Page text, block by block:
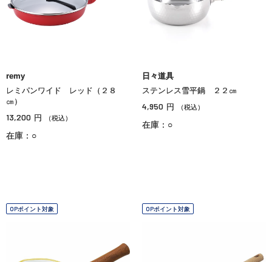
remy
レミパンワイド レッド（２８
㎝）
13,200 円 （税込）
在庫：○
日々道具
ステンレス雪平鍋 ２２㎝
4,950 円 （税込）
在庫：○
OPポイント対象 OPポイント対象